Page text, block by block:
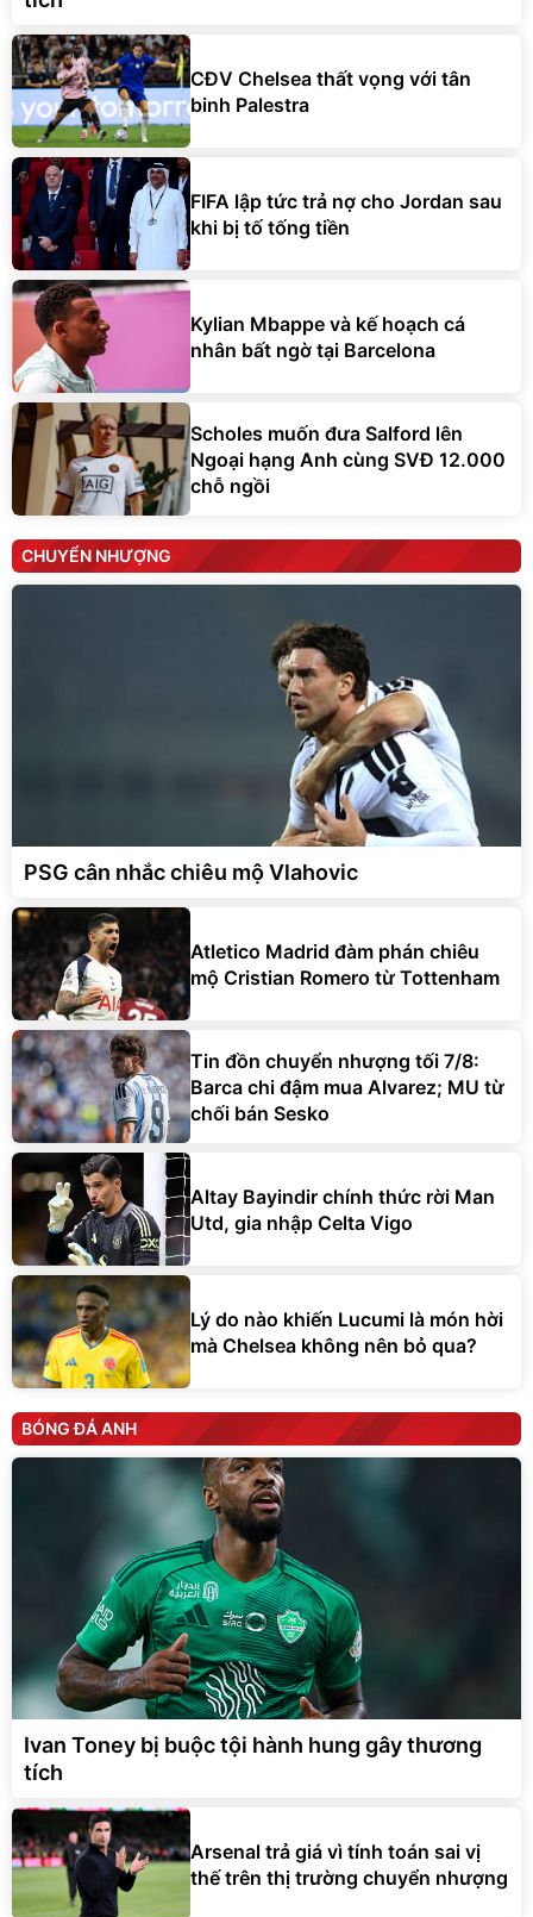
CĐV Chelsea thất vọng với tân
binh Palestra
FIFA lập tức trả nợ cho Jordan sau
khi bị tố tống tiền
Kylian Mbappe và kế hoạch cá
nhân bất ngờ tại Barcelona
Scholes muốn đưa Salford lên
Ngoại hạng Anh cùng SVĐ 12.000
chỗ ngồi
CHUYỂN NHƯỢNG
PSG cân nhắc chiêu mộ Vlahovic
Atletico Madrid đàm phán chiêu
mộ Cristian Romero từ Tottenham
Tin đồn chuyển nhượng tối 7/8:
Barca chi đậm mua Alvarez; MU từ
chối bán Sesko
Altay Bayindir chính thức rời Man
Utd, gia nhập Celta Vigo
Lý do nào khiến Lucumi là món hời
mà Chelsea không nên bỏ qua?
BÓNG ĐÁ ANH
Ivan Toney bị buộc tội hành hung gây thương
tích
Arsenal trả giá vì tính toán sai vị
thế trên thị trường chuyển nhượng